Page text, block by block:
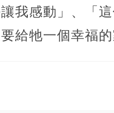
我感動」、「
給牠一個幸福